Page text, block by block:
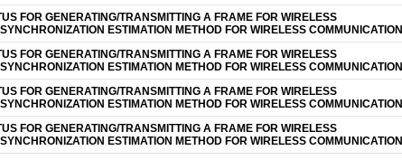
FOR GENERATING/TRANSMITTING A FRAME FOR WIRELESS
ESTIMATION METHOD FOR WIRELESS COMMUNICATION
FOR GENERATING/TRANSMITTING A FRAME FOR WIRELESS
ESTIMATION METHOD FOR WIRELESS COMMUNICATION
FOR GENERATING/TRANSMITTING A FRAME FOR WIRELESS
ESTIMATION METHOD FOR WIRELESS COMMUNICATION
FOR GENERATING/TRANSMITTING A FRAME FOR WIRELESS
ESTIMATION METHOD FOR WIRELESS COMMUNICATION